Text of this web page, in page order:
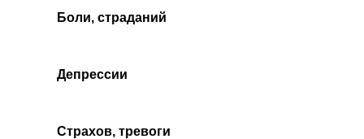
Боли, страданий
Депрессии
Страхов, тревоги